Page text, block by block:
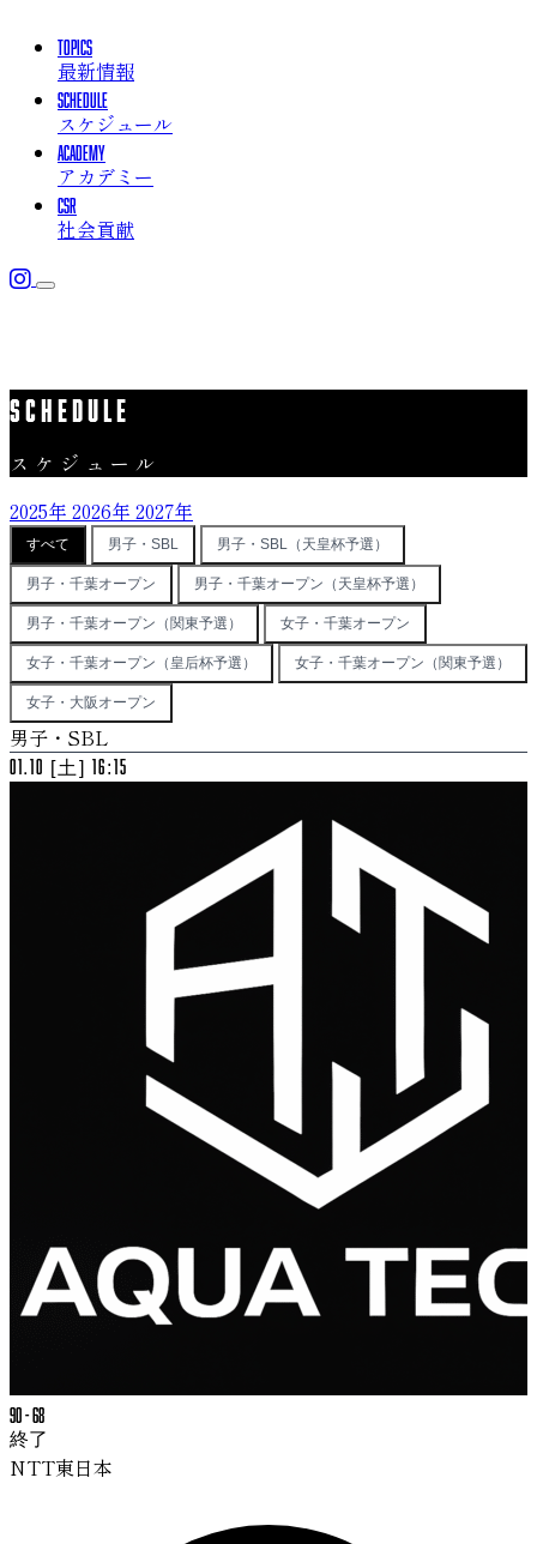
TOPICS
最新情報
SCHEDULE
スケジュール
ACADEMY
アカデミー
CSR
社会貢献
メニューを開く
選手
チームスタッフ
最新情報
スケジュール
ACADEMY
アカデミー
CSR
社会貢献
SCHEDULE
スケジュール
2025年 2026年 2027年
すべて 男子・SBL 男子・SBL（天皇杯予選）
男子・千葉オープン 男子・千葉オープン（天皇杯予選）
男子・千葉オープン（関東予選） 女子・千葉オープン
女子・千葉オープン（皇后杯予選） 女子・千葉オープン（関東予選）
女子・大阪オープン
男子・SBL
01.10 [土] 16:15
90-68
終了
NTT東日本